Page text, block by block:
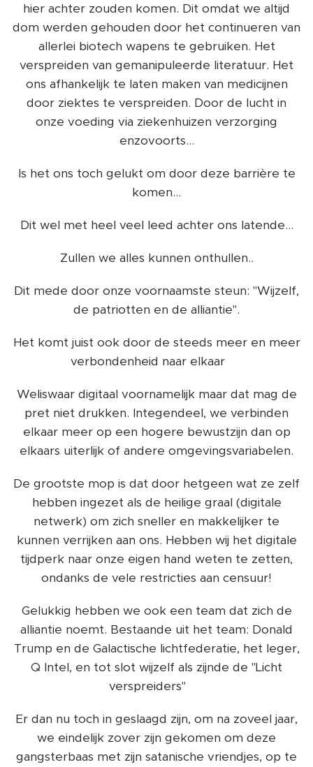
hier achter zouden komen. Dit omdat we altijd
dom werden gehouden door het continueren van
allerlei biotech wapens te gebruiken. Het
verspreiden van gemanipuleerde literatuur. Het
ons afhankelijk te laten maken van medicijnen
door ziektes te verspreiden. Door de lucht in
onze voeding via ziekenhuizen verzorging
enzovoorts...
Is het ons toch gelukt om door deze barrière te
komen...
Dit wel met heel veel leed achter ons latende...
Zullen we alles kunnen onthullen..
Dit mede door onze voornaamste steun: "Wijzelf,
de patriotten en de alliantie".
Het komt juist ook door de steeds meer en meer
verbondenheid naar elkaar ❤️
Weliswaar digitaal voornamelijk maar dat mag de
pret niet drukken. Integendeel, we verbinden
elkaar meer op een hogere bewustzijn dan op
elkaars uiterlijk of andere omgevingsvariabelen.
De grootste mop is dat door hetgeen wat ze zelf
hebben ingezet als de heilige graal (digitale
netwerk) om zich sneller en makkelijker te
kunnen verrijken aan ons. Hebben wij het digitale
tijdperk naar onze eigen hand weten te zetten,
ondanks de vele restricties aan censuur!
Gelukkig hebben we ook een team dat zich de
alliantie noemt. Bestaande uit het team: Donald
Trump en de Galactische lichtfederatie, het leger,
Q Intel, en tot slot wijzelf als zijnde de "Licht
verspreiders" 🌈
Er dan nu toch in geslaagd zijn, om na zoveel jaar,
we eindelijk zover zijn gekomen om deze
gangsterbaas met zijn satanische vriendjes, op te